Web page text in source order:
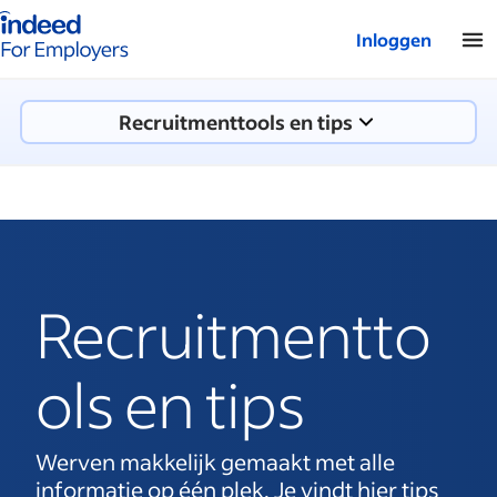
van Indeed - Voor werkgevers
Inloggen
Recruitmenttools en tips
Recruitmentto
ols en tips
Werven makkelijk gemaakt met alle
informatie op één plek. Je vindt hier tips